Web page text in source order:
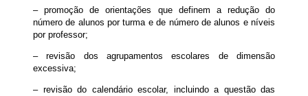
– promoção de orientações que definem a redução do
número de alunos por turma e de número de alunos e níveis
por professor;
– revisão dos agrupamentos escolares de dimensão
excessiva;
– revisão do calendário escolar, incluindo a questão das